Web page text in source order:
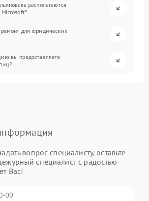
располагаются
для юридических
вы предоставляете
вопрос специалисту, оставьте
специалист с радостью
Вас!